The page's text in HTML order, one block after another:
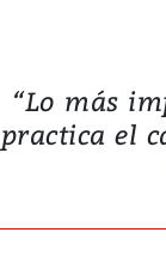
“Lo más
practica el